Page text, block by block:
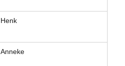
Henk
Anneke